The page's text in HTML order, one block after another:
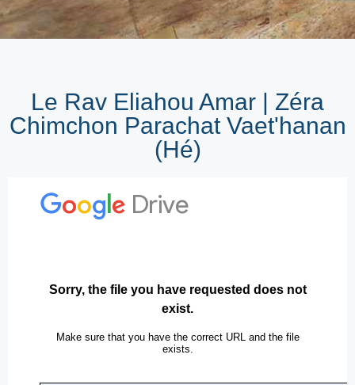
Le Rav Eliahou Amar | Zéra
Chimchon Parachat Vaet'hanan
(Hé)